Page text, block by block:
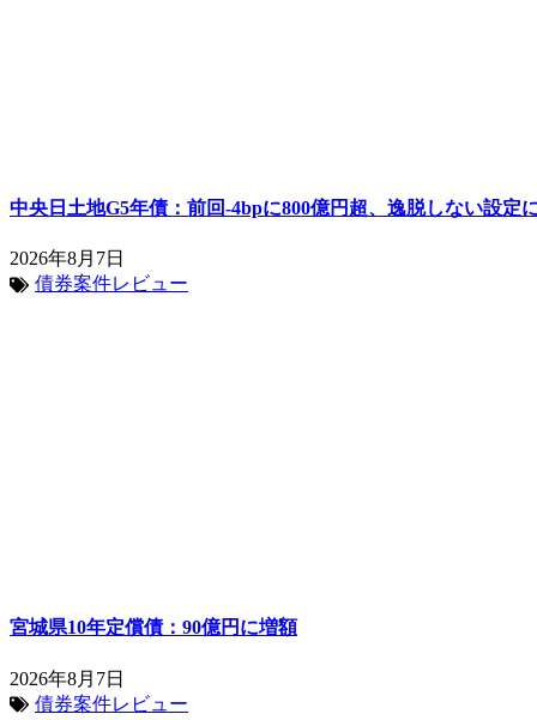
中央日土地G5年債：前回-4bpに800億円超、逸脱しない設定
2026年8月7日
債券案件レビュー
宮城県10年定償債：90億円に増額
2026年8月7日
債券案件レビュー